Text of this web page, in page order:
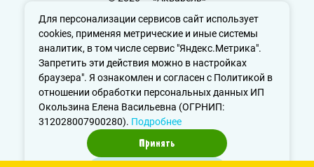
Для персонализации сервисов сайт использует
cookies, применяя метрические и иные системы
аналитик, в том числе сервис "Яндекс.Метрика".
Запретить эти действия можно в настройках
браузера". Я ознакомлен и согласен с Политикой в
отношении обработки персональных данных ИП
Окользина Елена Васильевна (ОГРНИП:
312028007900280). Подробнее
Принять
Политика конфиденциальности